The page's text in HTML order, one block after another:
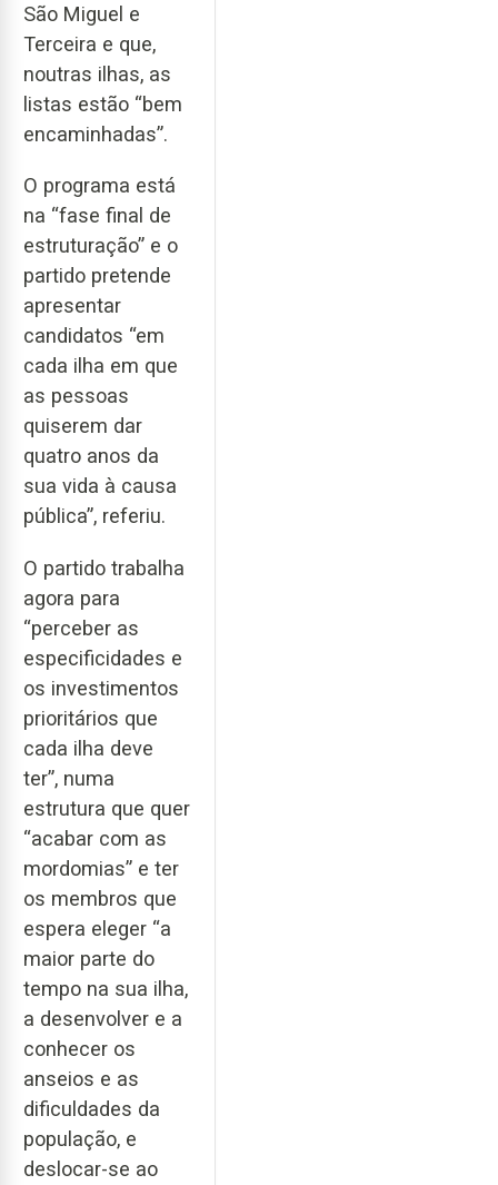
São Miguel e
Terceira e que,
noutras ilhas, as
listas estão “bem
encaminhadas”.
O programa está
na “fase final de
estruturação” e o
partido pretende
apresentar
candidatos “em
cada ilha em que
as pessoas
quiserem dar
quatro anos da
sua vida à causa
pública”, referiu.
O partido trabalha
agora para
“perceber as
especificidades e
os investimentos
prioritários que
cada ilha deve
ter”, numa
estrutura que quer
“acabar com as
mordomias” e ter
os membros que
espera eleger “a
maior parte do
tempo na sua ilha,
a desenvolver e a
conhecer os
anseios e as
dificuldades da
população, e
deslocar-se ao